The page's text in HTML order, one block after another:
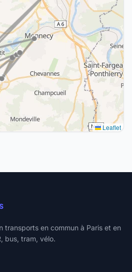
Leaflet
transports en commun à Paris et en
bus, tram, vélo.